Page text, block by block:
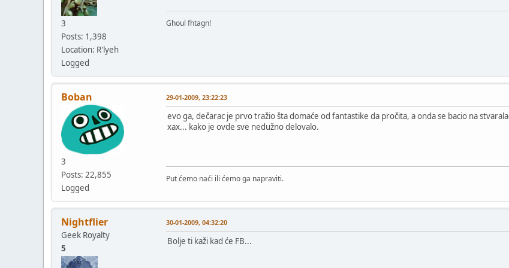
3
Posts: 1,398
Location: R'lyeh
Logged
Ghoul fhtagn!
Boban
3
Posts: 22,855
Logged
29-01-2009, 23:22:23
evo ga, dečarac je prvo tražio šta domaće od fantastike da pročita, a onda se bacio na
xax... kako je ovde sve nedužno delovalo.
Put ćemo naći ili ćemo ga napraviti.
Nightflier
Geek Royalty
5
30-01-2009, 04:32:20
Bolje ti kaži kad će FB...